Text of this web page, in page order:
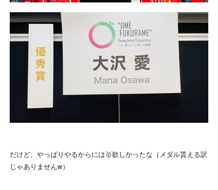
だけど、やっぱりやるからには🥇欲しかったな（メダル貰える訳
じゃありませんw）